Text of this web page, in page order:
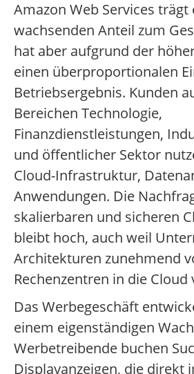
Amazon Web Services trägt
wachsenden Anteil zum
hat aber aufgrund der
einen überproportionalen
Betriebsergebnis. Kunden
Bereichen Technologie,
Finanzdienstleistungen,
und öffentlicher Sektor
Cloud-Infrastruktur,
Anwendungen. Die
skalierbaren und sicheren
bleibt hoch, auch weil
Architekturen zunehmend
Rechenzentren in die Cloud
Das Werbegeschäft
einem eigenständigen
Werbetreibende buchen
Displayanzeigen, die direkt